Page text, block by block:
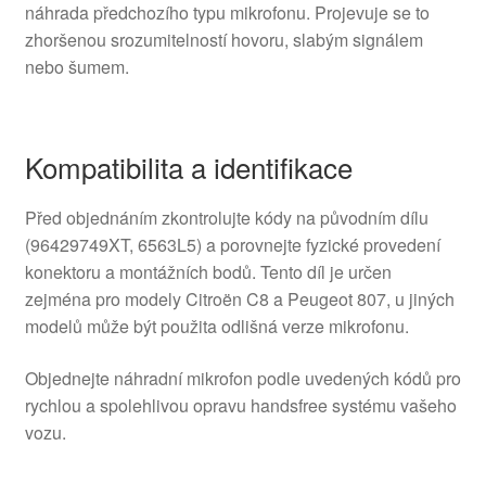
náhrada předchozího typu mikrofonu. Projevuje se to
zhoršenou srozumitelností hovoru, slabým signálem
nebo šumem.
Kompatibilita a identifikace
Před objednáním zkontrolujte kódy na původním dílu
(96429749XT, 6563L5) a porovnejte fyzické provedení
konektoru a montážních bodů. Tento díl je určen
zejména pro modely Citroën C8 a Peugeot 807, u jiných
modelů může být použita odlišná verze mikrofonu.
Objednejte náhradní mikrofon podle uvedených kódů pro
rychlou a spolehlivou opravu handsfree systému vašeho
vozu.